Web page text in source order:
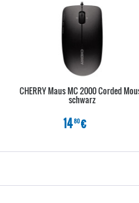
CHERRY Maus MC 2000 Corded
schwarz
1480€